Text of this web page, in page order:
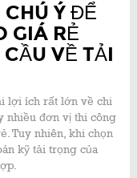
Ý ĐỂ
GIÁ RẺ
VỀ TẢI
lợi ích rất lớn về chi
nhiều đơn vị thi công
Tuy nhiên, khi chọn
kỹ tải trọng của